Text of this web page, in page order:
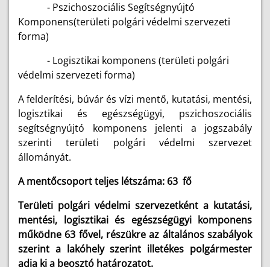
- Pszichoszociális Segítségnyújtó
Komponens(területi polgári védelmi szervezeti
forma)
- Logisztikai komponens (területi polgári
védelmi szervezeti forma)
A felderítési, búvár és vízi mentő, kutatási, mentési,
logisztikai és egészségügyi, pszichoszociális
segítségnyújtó komponens jelenti a jogszabály
szerinti területi polgári védelmi szervezet
állományát.
A mentőcsoport teljes létszáma: 63 fő
Területi polgári védelmi szervezetként a kutatási,
mentési, logisztikai és egészségügyi komponens
működne 63 fővel, részükre az általános szabályok
szerint a lakóhely szerint illetékes polgármester
adja ki a beosztó határozatot.